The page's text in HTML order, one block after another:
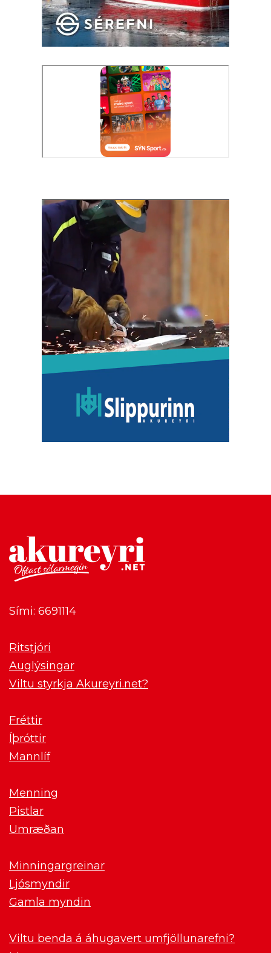
Sími: 6691114
Ritstjóri
Auglýsingar
Viltu styrkja Akureyri.net?
Fréttir
Íþróttir
Mannlíf
Menning
Pistlar
Umræðan
Minningargreinar
Ljósmyndir
Gamla myndin
Viltu benda á áhugavert umfjöllunarefni?